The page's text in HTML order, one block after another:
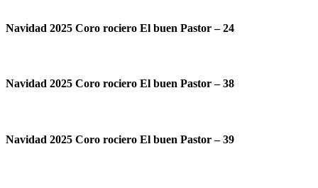
Navidad 2025 Coro rociero El buen Pastor – 24
Navidad 2025 Coro rociero El buen Pastor – 38
Navidad 2025 Coro rociero El buen Pastor – 39